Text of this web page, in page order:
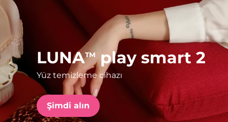
LUNATMplay smart 2
Yüz temizleme cihazı
Şimdi alın
FAQ™ Pure Beauty-Tech Elixir
BREAKING NEWS
issa™ Teeth Whitening Set